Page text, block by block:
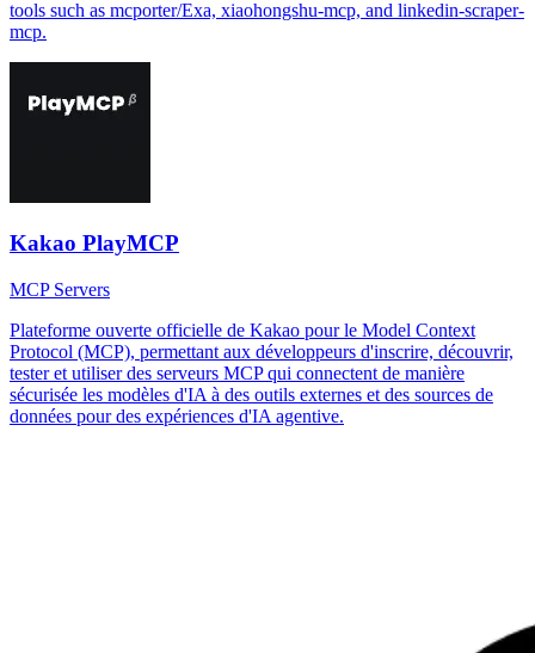
tools such as mcporter/Exa, xiaohongshu-mcp, and linkedin-scraper-
mcp.
Kakao PlayMCP
MCP Servers
Plateforme ouverte officielle de Kakao pour le Model Context
Protocol (MCP), permettant aux développeurs d'inscrire, découvrir,
tester et utiliser des serveurs MCP qui connectent de manière
sécurisée les modèles d'IA à des outils externes et des sources de
données pour des expériences d'IA agentive.